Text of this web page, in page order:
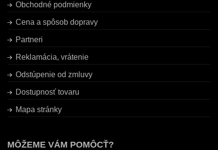
Obchodné podmienky
Cena a spôsob dopravy
Partneri
Reklamácia, vrátenie
Odstúpenie od zmluvy
Dostupnosť tovaru
Mapa stránky
MÔŽEME VÁM POMÔCŤ?